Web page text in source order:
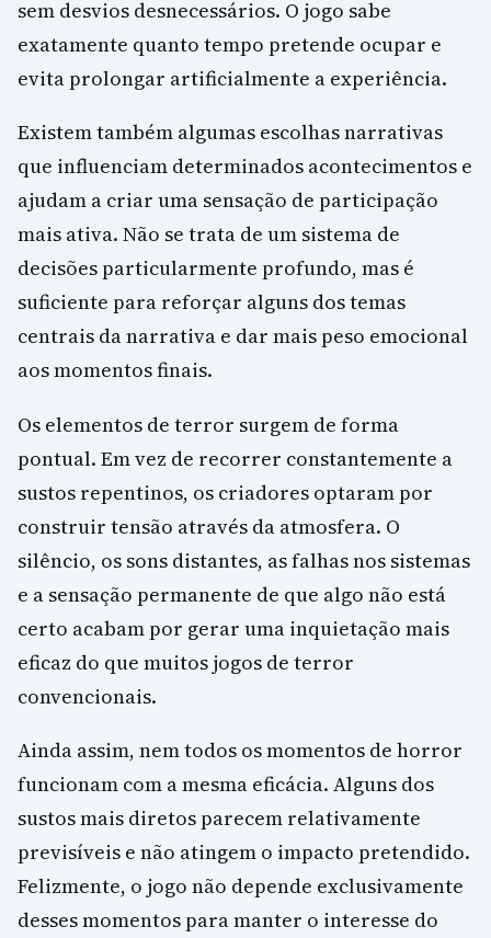
sem desvios desnecessários. O jogo sabe
exatamente quanto tempo pretende ocupar e
evita prolongar artificialmente a experiência.
Existem também algumas escolhas narrativas
que influenciam determinados acontecimentos e
ajudam a criar uma sensação de participação
mais ativa. Não se trata de um sistema de
decisões particularmente profundo, mas é
suficiente para reforçar alguns dos temas
centrais da narrativa e dar mais peso emocional
aos momentos finais.
Os elementos de terror surgem de forma
pontual. Em vez de recorrer constantemente a
sustos repentinos, os criadores optaram por
construir tensão através da atmosfera. O
silêncio, os sons distantes, as falhas nos sistemas
e a sensação permanente de que algo não está
certo acabam por gerar uma inquietação mais
eficaz do que muitos jogos de terror
convencionais.
Ainda assim, nem todos os momentos de horror
funcionam com a mesma eficácia. Alguns dos
sustos mais diretos parecem relativamente
previsíveis e não atingem o impacto pretendido.
Felizmente, o jogo não depende exclusivamente
desses momentos para manter o interesse do